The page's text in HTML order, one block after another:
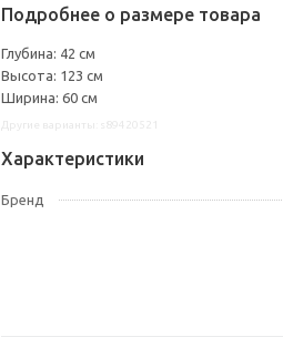
Подробнее о размере товара
Глубина: 42 см
Высота: 123 см
Ширина: 60 см
Характеристики
Бренд